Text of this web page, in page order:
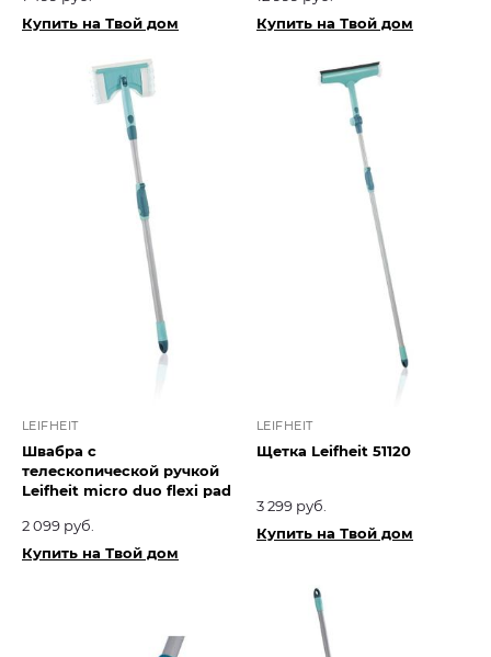
Купить на Твой дом
Купить на Твой дом
LEIFHEIT
Швабра с
телескопической ручкой
Leifheit micro duo flexi pad
2 099 руб.
Купить на Твой дом
LEIFHEIT
Щетка Leifheit 51120
3 299 руб.
Купить на Твой дом